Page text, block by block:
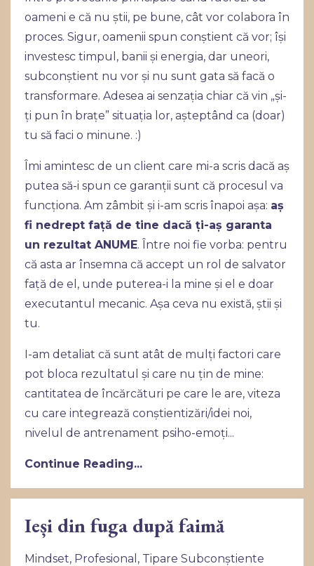
oameni e că nu știi, pe bune, cât vor colabora în
proces. Sigur, oamenii spun conștient că vor; își
investesc timpul, banii și energia, dar uneori,
subconștient nu vor și nu sunt gata să facă o
transformare. Adesea ai senzația chiar că vin „și-
ți pun în brațe” situația lor, așteptând ca (doar)
tu să faci o minune. :)
Îmi amintesc de un client care mi-a scris dacă aș
putea să-i spun ce garanții sunt că procesul va
funcționa. Am zâmbit și i-am scris înapoi așa: aș
fi nedrept față de tine dacă ți-aș garanta
un rezultat ANUME. Între noi fie vorba: pentru
că asta ar însemna că accept un rol de salvator
față de el, unde puterea-i la mine și el e doar
executantul mecanic. Așa ceva nu există, știi și
tu.
I-am detaliat că sunt atât de mulți factori care
pot bloca rezultatul și care nu țin de mine:
cantitatea de încărcături pe care le are, viteza
cu care integrează conștientizări/idei noi,
nivelul de antrenament psiho-emoți...
Continue Reading...
Ieși din fuga după faimă
Mindset Profesional
Tipare Subconștiente